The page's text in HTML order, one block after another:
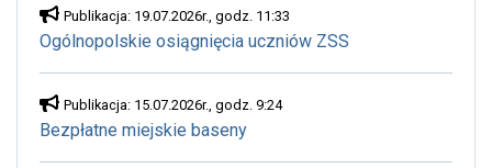
Publikacja: 19.07.2026r., godz. 11:33
Ogólnopolskie osiągnięcia uczniów ZSS
Publikacja: 15.07.2026r., godz. 9:24
Bezpłatne miejskie baseny